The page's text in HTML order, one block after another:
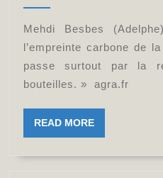
Mehdi Besbes
l’empreinte carbone de
passe surtout par la
bouteilles. » agra.fr
READ MOREREAD
MORE